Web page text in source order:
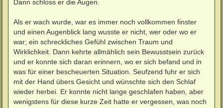
Dann schloss er die Augen.
Als er wach wurde, war es immer noch vollkommen finster
und einen Augenblick lang wusste er nicht, wer oder wo er
war; ein schreckliches Gefühl zwischen Traum und
Wirklichkeit. Dann kehrte allmählich sein Bewusstsein zurück
und er konnte sich daran erinnern, wo er sich befand und in
was für einer bescheuerten Situation. Seufzend fuhr er sich
mit der Hand übers Gesicht und wünschte sich den Schlaf
wieder herbei. Er konnte nicht lange geschlafen haben, aber
wenigstens für diese kurze Zeit hatte er vergessen, was noch